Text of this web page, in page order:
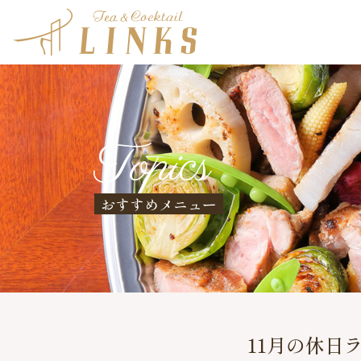
Topics
おすすめメニュー
11月の休日